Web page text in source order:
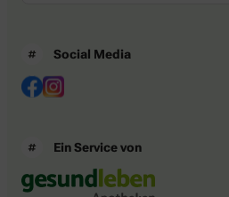
Social Media
Ein Service von